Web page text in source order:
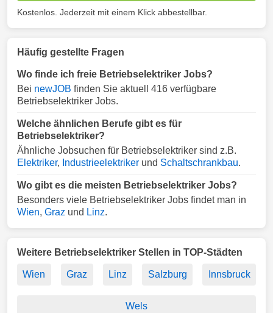
Kostenlos. Jederzeit mit einem Klick abbestellbar.
Häufig gestellte Fragen
Wo finde ich freie Betriebselektriker Jobs?
Bei newJOB finden Sie aktuell 416 verfügbare
Betriebselektriker Jobs.
Welche ähnlichen Berufe gibt es für
Betriebselektriker?
Ähnliche Jobsuchen für Betriebselektriker sind z.B.
Elektriker, Industrieelektriker und Schaltschrankbau.
Wo gibt es die meisten Betriebselektriker Jobs?
Besonders viele Betriebselektriker Jobs findet man in
Wien, Graz und Linz.
Weitere Betriebselektriker Stellen in TOP-Städten
Wien Graz Linz Salzburg Innsbruck
Wels